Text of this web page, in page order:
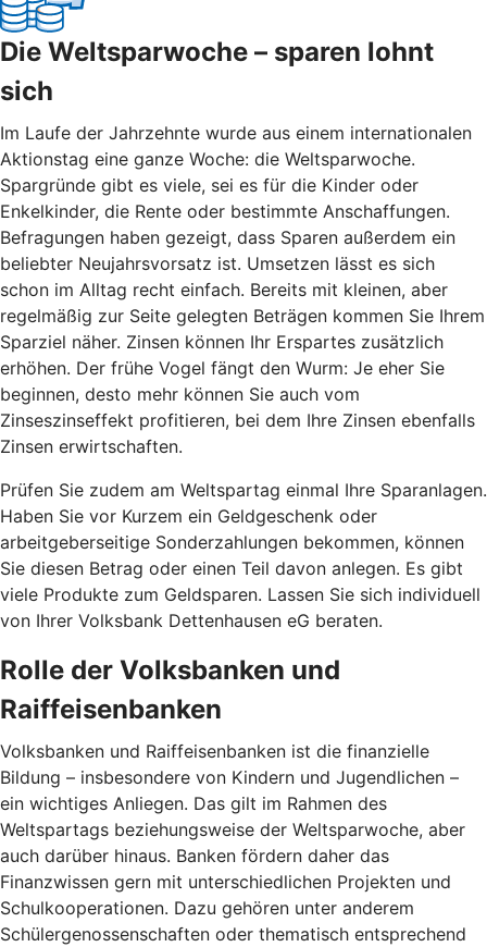
Die Weltsparwoche – sparen lohnt
sich
Im Laufe der Jahrzehnte wurde aus einem internationalen
Aktionstag eine ganze Woche: die Weltsparwoche.
Spargründe gibt es viele, sei es für die Kinder oder
Enkelkinder, die Rente oder bestimmte Anschaffungen.
Befragungen haben gezeigt, dass Sparen außerdem ein
beliebter Neujahrsvorsatz ist. Umsetzen lässt es sich
schon im Alltag recht einfach. Bereits mit kleinen, aber
regelmäßig zur Seite gelegten Beträgen kommen Sie Ihrem
Sparziel näher. Zinsen können Ihr Erspartes zusätzlich
erhöhen. Der frühe Vogel fängt den Wurm: Je eher Sie
beginnen, desto mehr können Sie auch vom
Zinseszinseffekt profitieren, bei dem Ihre Zinsen ebenfalls
Zinsen erwirtschaften.
Prüfen Sie zudem am Weltspartag einmal Ihre Sparanlagen.
Haben Sie vor Kurzem ein Geldgeschenk oder
arbeitgeberseitige Sonderzahlungen bekommen, können
Sie diesen Betrag oder einen Teil davon anlegen. Es gibt
viele Produkte zum Geldsparen. Lassen Sie sich individuell
von Ihrer Volksbank Dettenhausen eG beraten.
Rolle der Volksbanken und
Raiffeisenbanken
Volksbanken und Raiffeisenbanken ist die finanzielle
Bildung – insbesondere von Kindern und Jugendlichen –
ein wichtiges Anliegen. Das gilt im Rahmen des
Weltspartags beziehungsweise der Weltsparwoche, aber
auch darüber hinaus. Banken fördern daher das
Finanzwissen gern mit unterschiedlichen Projekten und
Schulkooperationen. Dazu gehören unter anderem
Schülergenossenschaften oder thematisch entsprechend